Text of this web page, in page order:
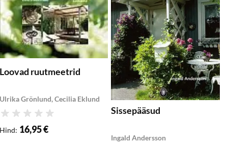
Loovad ruutmeetrid
Ulrika Grönlund, Cecilia Eklund
Hinnang
Hind: 16,95 €
Sissepääsud
Ingald Andersson